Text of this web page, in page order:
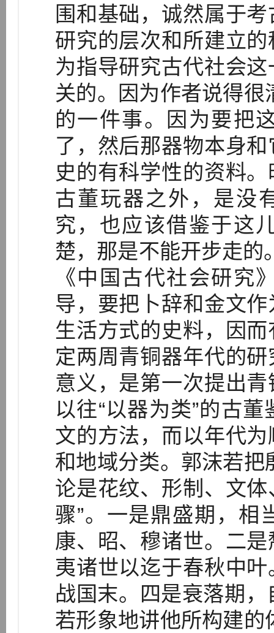
围和基础，诚然属于
研究的层次和所建立
为指导研究古代社会
关的。因为作者说得很
的一件事。因为要把
了，然后那器物本身
史的有科学性的资料
古董玩器之外，是没
究，也应该借鉴于这
楚，那是不能开步走的
《中国古代社会研究
导，要把卜辞和金文
生活方式的史料，因
定两周青铜器年代的
意义，是第一次提出
以往“以器为类”的古
文的方法，而以年代
和地域分类。郭沫若把
论是花纹、形制、文
骤”。一是鼎盛期，相
康、昭、穆诸世。二
夷诸世以迄于春秋中
战国末。四是衰落期
若形象地讲他所构建的